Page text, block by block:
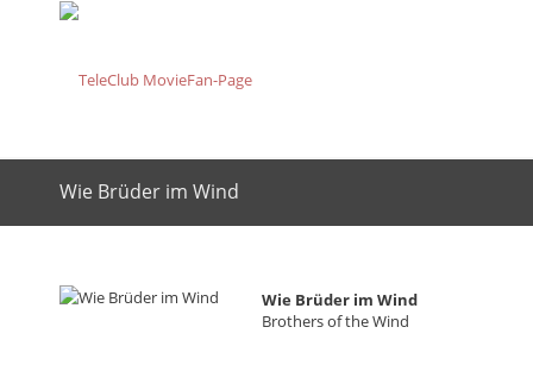
Wie Brüder im Wind
Wie Brüder im Wind
Brothers of the Wind